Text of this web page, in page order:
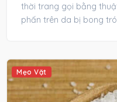
thời trang gọi bằng
phấn trên da bị bong
Mẹo Vặt